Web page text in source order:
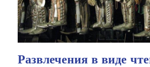
Развлечения в виде